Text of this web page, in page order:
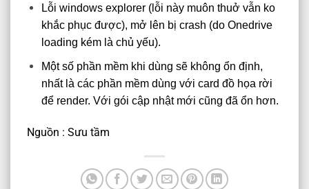
Lỗi windows explorer (lỗi này muôn thuở vẫn ko
khắc phục được), mở lên bị crash (do Onedrive
loading kém là chủ yếu).
Một số phần mềm khi dùng sẽ không ổn định,
nhất là các phần mềm dùng với card đồ họa rời
để render. Với gói cập nhật mới cũng đã ổn hơn.
Nguồn : Sưu tầm